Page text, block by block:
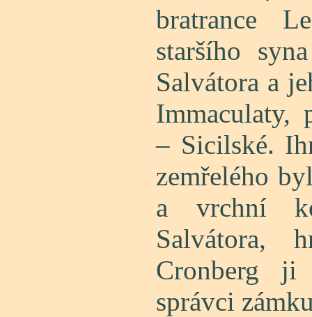
bratrance
staršího
Salvátora a
Immaculaty,
– Sicilské.
zemřelého
a vrchní
Salvátora,
Cronberg
správci